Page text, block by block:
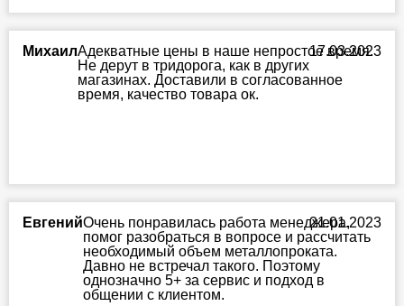
Михаил 17.03.2023
Адекватные цены в наше непростое время.
Не дерут в тридорога, как в других
магазинах. Доставили в согласованное
время, качество товара ок.
Евгений 21.01.2023
Очень понравилась работа менеджера,
помог разобраться в вопросе и рассчитать
необходимый объем металлопроката.
Давно не встречал такого. Поэтому
однозначно 5+ за сервис и подход в
общении с клиентом.